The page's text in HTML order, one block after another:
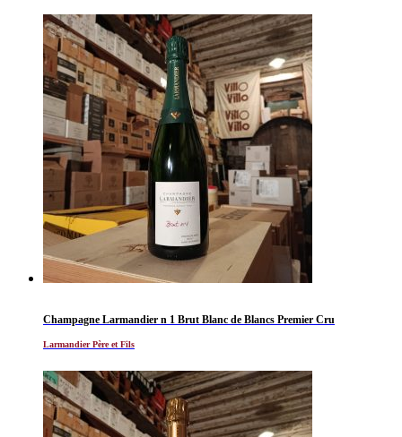
Champagne Larmandier n 1 Brut Blanc de Blancs Premier Cru
Larmandier Père et Fils